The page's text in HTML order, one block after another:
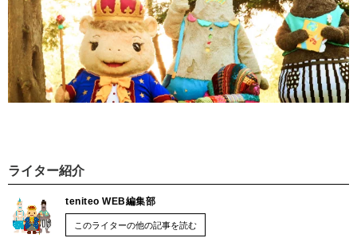
ライター紹介
teniteo WEB編集部
このライターの他の記事を読む